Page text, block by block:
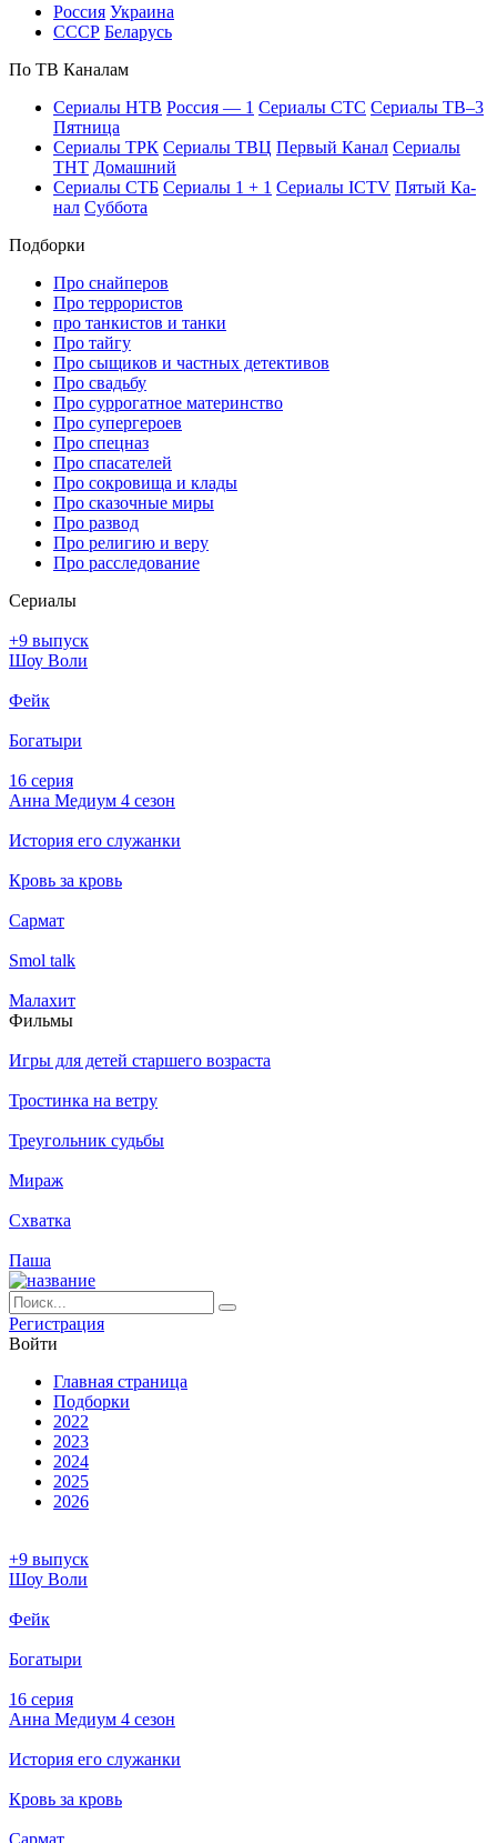
Рос­сия Ук­раи­на
СССР Бе­ла­русь
По ТВ Ка­на­лам
Се­риа­лы НТВ Рос­сия — 1 Се­риа­лы СТС Се­риа­лы ТВ–3
Пят­ни­ца
Се­риа­лы ТРК Се­риа­лы ТВЦ Пер­вый Ка­нал Се­риа­лы
ТНТ До­маш­ний
Се­риа­лы СТБ Се­риа­лы 1 + 1 Се­риа­лы ICTV Пя­тый Ка­
нал Суб­бо­та
Подборки
Про снайперов
Про террористов
про танкистов и танки
Про тайгу
Про сыщиков и частных детективов
Про свадьбу
Про суррогатное материнство
Про супергероев
Про спецназ
Про спасателей
Про сокровища и клады
Про сказочные миры
Про развод
Про религию и веру
Про расследование
Се­риа­лы
+9 выпуск
Шоу Воли
Фейк
Богатыри
16 серия
Анна Медиум 4 сезон
История его служанки
Кровь за кровь
Сармат
Smol talk
Малахит
Филь­мы
Игры для детей старшего возраста
Тростинка на ветру
Треугольник судьбы
Мираж
Схватка
Паша
Ре­ги­ст­ра­ция
Вой­ти
Глав­ная стра­ни­ца
Подборки
2022
2023
2024
2025
2026
+9 выпуск
Шоу Воли
Фейк
Богатыри
16 серия
Анна Медиум 4 сезон
История его служанки
Кровь за кровь
Сармат